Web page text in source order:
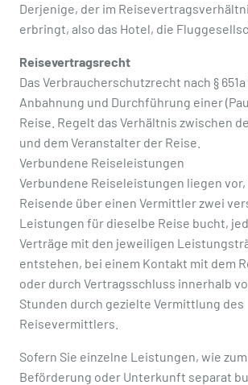
Derjenige, der im
erbringt, also das Hotel, die
Reisevertragsrecht
Das Verbraucherschutzrecht nach §
Anbahnung und Durchführung einer
Reise. Regelt das Verhältnis zwischen
und dem Veranstalter der Reise.
Verbundene Reiseleistungen
Verbundene Reiseleistungen liegen
Reisende über einen Vermittler zwei
Leistungen für dieselbe Reise bucht,
Verträge mit den jeweiligen
entstehen, bei einem Kontakt mit dem
oder durch Vertragsschluss innerhalb
Stunden durch gezielte Vermittlung des
Reisevermittlers.
Sofern Sie einzelne Leistungen, wie
Beförderung oder Unterkunft separat